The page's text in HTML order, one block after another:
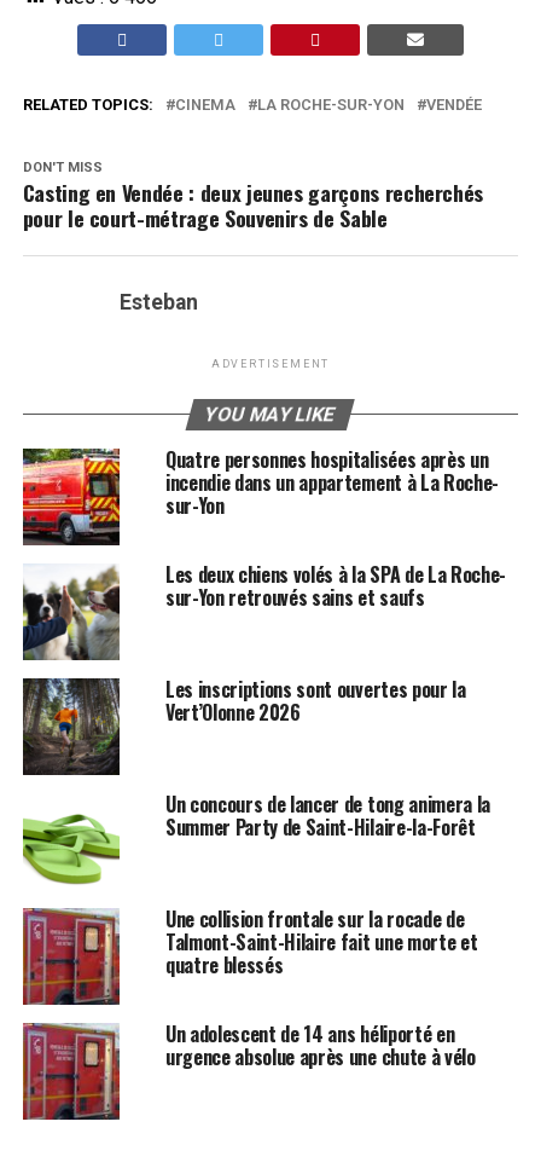
RELATED TOPICS: CINEMA LA ROCHE-SUR-YON VENDÉE
DON'T MISS
Casting en Vendée : deux jeunes garçons recherchés
pour le court-métrage Souvenirs de Sable
Esteban
ADVERTISEMENT
YOU MAY LIKE
Quatre personnes hospitalisées après un
incendie dans un appartement à La Roche-
sur-Yon
Les deux chiens volés à la SPA de La Roche-
sur-Yon retrouvés sains et saufs
Les inscriptions sont ouvertes pour la
Vert’Olonne 2026
Un concours de lancer de tong animera la
Summer Party de Saint-Hilaire-la-Forêt
Une collision frontale sur la rocade de
Talmont-Saint-Hilaire fait une morte et
quatre blessés
Un adolescent de 14 ans héliporté en
urgence absolue après une chute à vélo